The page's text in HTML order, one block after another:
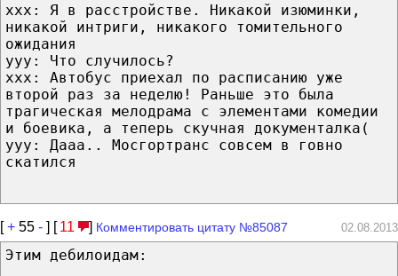
xxx: Я в расстройстве. Никакой изюминки,
никакой интриги, никакого томительного
ожидания
yyy: Что случилось?
xxx: Автобус приехал по расписанию уже
второй раз за неделю! Раньше это была
трагическая мелодрама с элементами комедии
и боевика, а теперь скучная документалка(
yyy: Дааа.. Мосгортранс совсем в говно
скатился
[+ 55 - ] [ 11 ] Комментировать цитату №85087 02.08.2013
Этим дебилоидам: